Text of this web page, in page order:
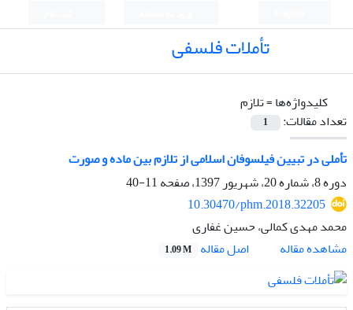
تأملات فلسفی
کلیدواژه‌ها =تلازم
تعداد مقالات:
1
تأملی در تبیین فیلسوفان اسلامی از تلازم بین ماده و صورت
دوره 8، شماره 20، شهریور 1397، صفحه
11-40
10.30470/phm.2018.32205
محمد مهدی کمالی، حسین غفاری
مشاهده مقاله
اصل مقاله 1.09 M